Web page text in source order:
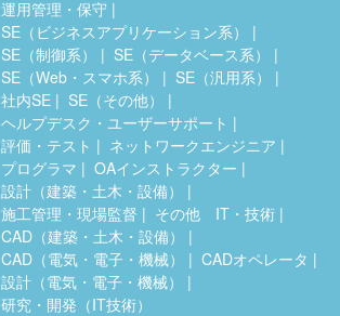
運用管理・保守
SE（ビジネスアプリケーション系）
SE（制御系）
SE（データベース系）
SE（Web・スマホ系）
SE（汎用系）
社内SE
SE（その他）
ヘルプデスク・ユーザーサポート
評価・テスト
ネットワークエンジニア
プログラマ
OAインストラクター
設計（建築・土木・設備）
施工管理・現場監督
その他 IT・技術
CAD（建築・土木・設備）
CAD（電気・電子・機械）
CADオペレータ
設計（電気・電子・機械）
研究・開発（IT技術）